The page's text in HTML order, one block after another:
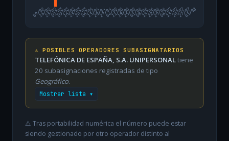
09/02
16/0223/0202/0309/0316/0323/0330/0306/0413/0420/0427/0404/0511/0518/0525/0501/0608/0615/0622/0629/0606/0713/0720/0727/07
03/08
⚠️ POSIBLES OPERADORES SUBASIGNATARIOS
TELEFÓNICA DE ESPAÑA, S.A. UNIPERSONALtiene
20 subasignaciones registradas de tipo
Geográfico.
Mostrar lista ▾
⚠️ Tras portabilidad numérica el número puede estar
siendo gestionado por otro operador distinto al